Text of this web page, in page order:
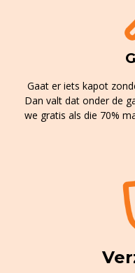
Gaat er iets kapot
Dan valt dat onder de
we gratis als die 70%